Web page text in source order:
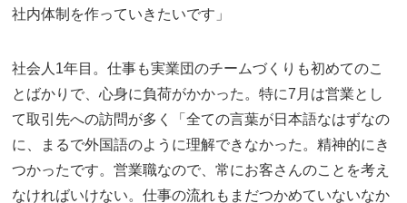
社内体制を作っていきたいです」
社会人1年目。仕事も実業団のチームづくりも初めてのこ
とばかりで、心身に負荷がかかった。特に7月は営業とし
て取引先への訪問が多く「全ての言葉が日本語なはずなの
に、まるで外国語のように理解できなかった。精神的にき
つかったです。営業職なので、常にお客さんのことを考え
なければいけない。仕事の流れもまだつかめていないなか